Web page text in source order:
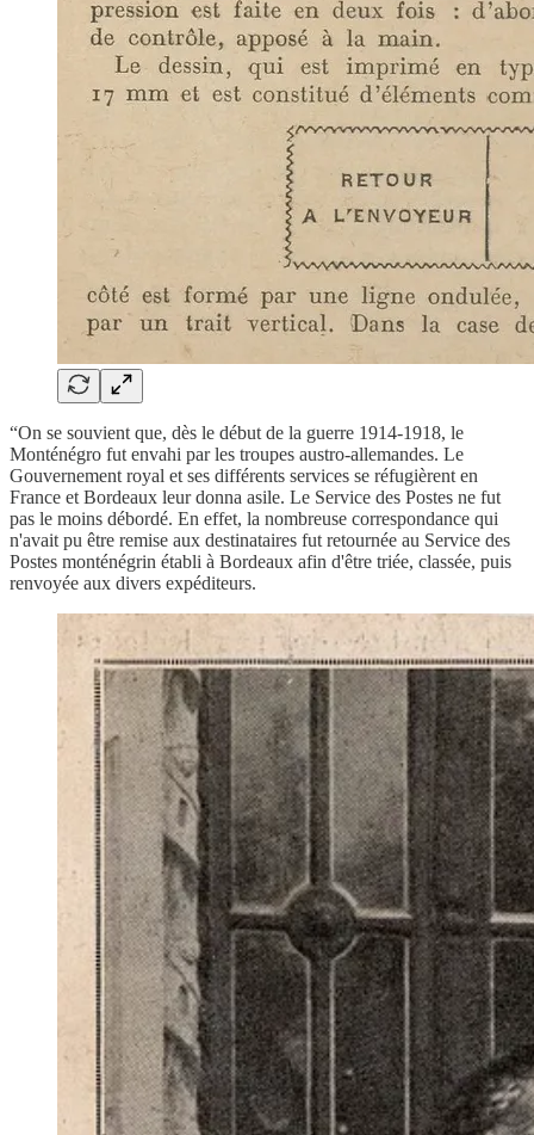
“On se souvient que, dès le début de la guerre 1914-1918, le
Monténégro fut envahi par les troupes austro-allemandes. Le
Gouvernement royal et ses différents services se réfugièrent en
France et Bordeaux leur donna asile. Le Service des Postes ne fut
pas le moins débordé. En effet, la nombreuse correspondance qui
n'avait pu être remise aux destinataires fut retournée au Service des
Postes monténégrin établi à Bordeaux afin d'être triée, classée, puis
renvoyée aux divers expéditeurs.